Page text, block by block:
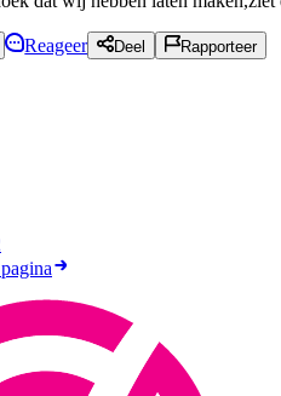
Reageer Deel Rapporteer